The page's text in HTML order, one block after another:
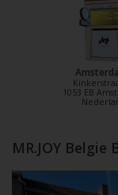
1053 EB
MR.JOY Belgie